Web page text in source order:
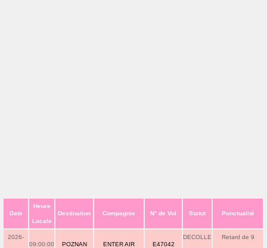
Date
Heure
Locale
Destination Compagnie N° de Vol Statut Ponctualité
2026-
09:00:00 POZNAN ENTER AIR E47042
DECOLLE Retard de 9